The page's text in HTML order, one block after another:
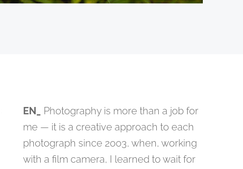
EN_
Photography is more than a job for
me — it is a creative approach to each
photograph since 2003, when, working
with a film camera, I learned to wait for